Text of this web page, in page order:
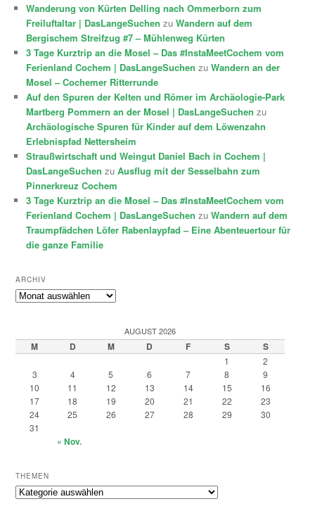
Wanderung von Kürten Delling nach Ommerborn zum
Freiluftaltar | DasLangeSuchen zuWandern auf dem
Bergischem Streifzug #7 – Mühlenweg Kürten
3 Tage Kurztrip an die Mosel – Das #InstaMeetCochem vom
Ferienland Cochem | DasLangeSuchen zuWandern an der
Mosel – Cochemer Ritterrunde
Auf den Spuren der Kelten und Römer im Archäologie-Park
Martberg Pommern an der Mosel | DasLangeSuchen zu
Archäologische Spuren für Kinder auf dem Löwenzahn
Erlebnispfad Nettersheim
Straußwirtschaft und Weingut Daniel Bach in Cochem |
DasLangeSuchen zuAusflug mit der Sesselbahn zum
Pinnerkreuz Cochem
3 Tage Kurztrip an die Mosel – Das #InstaMeetCochem vom
Ferienland Cochem | DasLangeSuchen zuWandern auf dem
Traumpfädchen Löfer Rabenlaypfad – Eine Abenteuertour für
die ganze Familie
ARCHIV
Archiv
AUGUST 2026
M D M D F S S
1
2
3
4 5 6 7 8
9
10
11 12 13 14 15
16
17
18 19 20 21 22
23
24
25 26 27 28 29
30
31
« Nov.
THEMEN
Themen